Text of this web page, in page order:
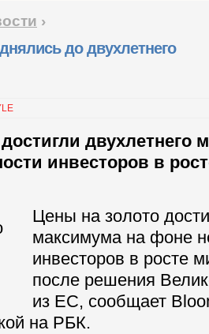
›
до двухлетнего
двухлетнего
инвесторов в
Цены на золото
максимума на фоне
инвесторов в росте
после решения
из ЕС, сообщает
на РБК.